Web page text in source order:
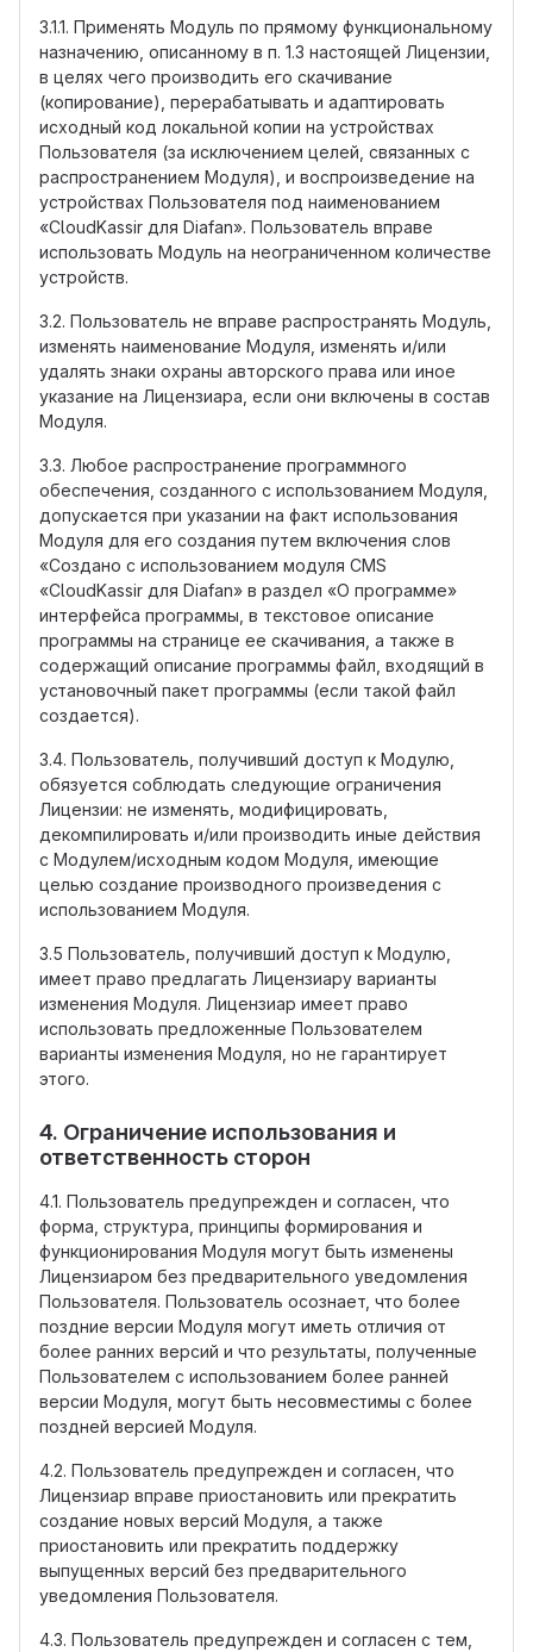
3.1.1. Применять Модуль по прямому функциональному
назначению, описанному в п. 1.3 настоящей Лицензии,
в целях чего производить его скачивание
(копирование), перерабатывать и адаптировать
исходный код локальной копии на устройствах
Пользователя (за исключением целей, связанных с
распространением Модуля), и воспроизведение на
устройствах Пользователя под наименованием
«CloudKassir для Diafan». Пользователь вправе
использовать Модуль на неограниченном количестве
устройств.
3.2. Пользователь не вправе распространять Модуль,
изменять наименование Модуля, изменять и/или
удалять знаки охраны авторского права или иное
указание на Лицензиара, если они включены в состав
Модуля.
3.3. Любое распространение программного
обеспечения, созданного с использованием Модуля,
допускается при указании на факт использования
Модуля для его создания путем включения слов
«Создано с использованием модуля CMS
«CloudKassir для Diafan» в раздел «О программе»
интерфейса программы, в текстовое описание
программы на странице ее скачивания, а также в
содержащий описание программы файл, входящий в
установочный пакет программы (если такой файл
создается).
3.4. Пользователь, получивший доступ к Модулю,
обязуется соблюдать следующие ограничения
Лицензии: не изменять, модифицировать,
декомпилировать и/или производить иные действия
с Модулем/исходным кодом Модуля, имеющие
целью создание производного произведения с
использованием Модуля.
3.5 Пользователь, получивший доступ к Модулю,
имеет право предлагать Лицензиару варианты
изменения Модуля. Лицензиар имеет право
использовать предложенные Пользователем
варианты изменения Модуля, но не гарантирует
этого.
4. Ограничение использования и
ответственность сторон
4.1. Пользователь предупрежден и согласен, что
форма, структура, принципы формирования и
функционирования Модуля могут быть изменены
Лицензиаром без предварительного уведомления
Пользователя. Пользователь осознает, что более
поздние версии Модуля могут иметь отличия от
более ранних версий и что результаты, полученные
Пользователем с использованием более ранней
версии Модуля, могут быть несовместимы с более
поздней версией Модуля.
4.2. Пользователь предупрежден и согласен, что
Лицензиар вправе приостановить или прекратить
создание новых версий Модуля, а также
приостановить или прекратить поддержку
выпущенных версий без предварительного
уведомления Пользователя.
4.3. Пользователь предупрежден и согласен с тем,